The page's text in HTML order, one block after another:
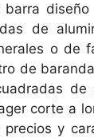
barra
de
o de
de
corte a
precios y